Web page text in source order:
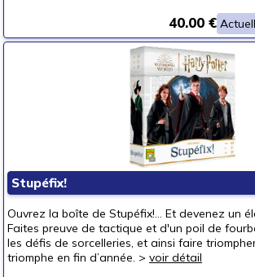
40.00 €
Stupéfix!
Ouvrez la boîte de Stupéfix!… Et devenez un
Faites preuve de tactique et d'un poil de
les défis de sorcelleries, et ainsi faire
triomphe en fin d’année. > voir détail